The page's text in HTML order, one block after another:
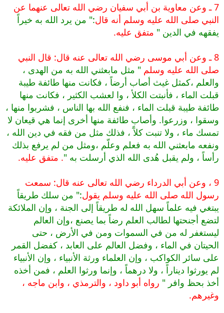
7 ـ وعن معاوية بن أبي سفيان رضي الله تعالى عنهما عن
النبي صلى الله عليه وسلم أنه قال:" من يرد الله به خيراً
يفقهه في الدين " متفق عليه.
8 ـ وعن أبي موسى رضي الله تعالى عنه قال: قال النبي
صلى الله عليه وسلم " مثل مابعثني الله به من الهدى ،
والعلم ،كمثل غيث أصاب أرضاً ، فكانت منها طائفة طيبة
قبلت الماء ، فأنبتت الكلأ ، وا لعشب الكثير ، فكانت منها
طائفة طيبة قبلت الماء ، فنفع الله بها الناس ، فشربوا منها ،
وسقوا ، وزرعوا. وأصاب طائفة منها أخرى إنما هي قيعان لا
تمسك ماء ، ولا تنبت كلآً ، فذلك مثل من فقه في دين الله ،
ونفعه مابعثني الله به فعلم وعلّم ،ومثل من لم يرفع بذلك
رأساً ، ولم يقبل هُدى الله الذي أرسلت به ". متفق عليه.
9 ، وعن أبي الدرداء رضي الله تعالى عنه قال: سمعت
رسول الله صلى الله عليه وسلم يقول:" من سلك طريقاً
يبتغي فيه علماً سهل الله له طريقاً إلى الجنة ، وإن الملائكة
لتضع أجنحتها لطالب العلم رضاً بما يصنع ،وإن العالم
ليستغفر له من في السموات ومن في الأرض ، حتى
الحيتان في الماء ، وفضل العالم على العابد ، كفضل القمر
على سائر الكواكب ، وإن العلماء ورثة الأنبياء ، وإن الأنبياء
لم يورثوا ديناراً ، ولا درهماً ، وإنما ورثوا العلم ، فمن أخذه
أخذ بحظ وافر " رواه أبو داود ، والترمذي ، وابن ماجه ،
وغيرهم.